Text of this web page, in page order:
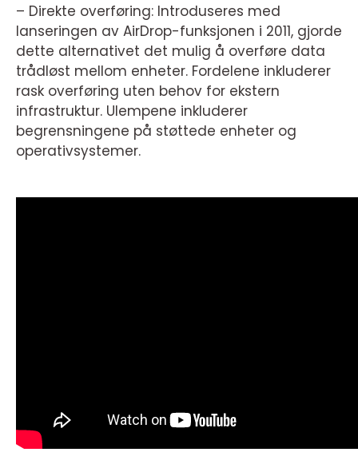
– Direkte overføring: Introduseres med
lanseringen av AirDrop-funksjonen i 2011, gjorde
dette alternativet det mulig å overføre data
trådløst mellom enheter. Fordelene inkluderer
rask overføring uten behov for ekstern
infrastruktur. Ulempene inkluderer
begrensningene på støttede enheter og
operativsystemer.